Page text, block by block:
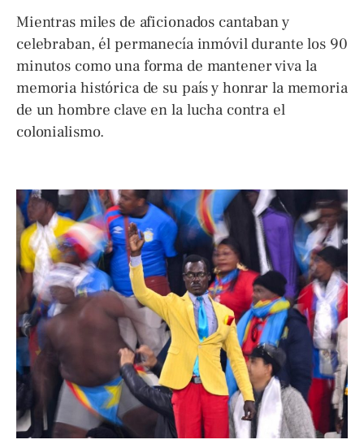
Mientras miles de aficionados cantaban y
celebraban, él permanecía inmóvil durante los 90
minutos como una forma de mantener viva la
memoria histórica de su país y honrar la memoria
de un hombre clave en la lucha contra el
colonialismo.